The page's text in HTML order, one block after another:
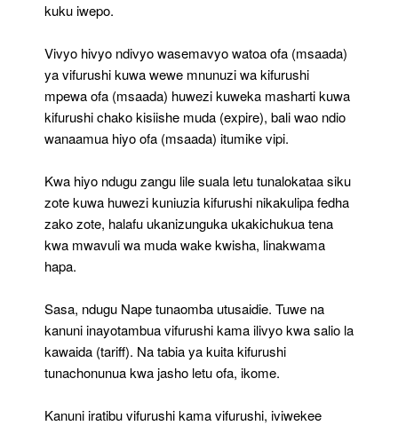
kuku iwepo.
Vivyo hivyo ndivyo wasemavyo watoa ofa (msaada)
ya vifurushi kuwa wewe mnunuzi wa kifurushi
mpewa ofa (msaada) huwezi kuweka masharti kuwa
kifurushi chako kisiishe muda (expire), bali wao ndio
wanaamua hiyo ofa (msaada) itumike vipi.
Kwa hiyo ndugu zangu lile suala letu tunalokataa siku
zote kuwa huwezi kuniuzia kifurushi nikakulipa fedha
zako zote, halafu ukanizunguka ukakichukua tena
kwa mwavuli wa muda wake kwisha, linakwama
hapa.
Sasa, ndugu Nape tunaomba utusaidie. Tuwe na
kanuni inayotambua vifurushi kama ilivyo kwa salio la
kawaida (tariff). Na tabia ya kuita kifurushi
tunachonunua kwa jasho letu ofa, ikome.
Kanuni iratibu vifurushi kama vifurushi, iviwekee